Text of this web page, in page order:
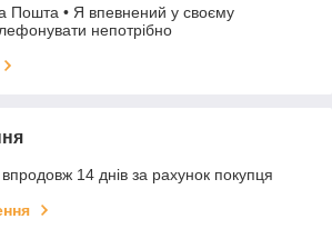
Пошта • Я впевнений у своєму
непотрібно
14 днів за рахунок покупця